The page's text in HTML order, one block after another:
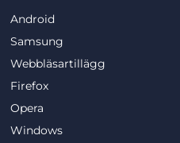
Android
Samsung
Webbläsartillägg
Firefox
Opera
Windows